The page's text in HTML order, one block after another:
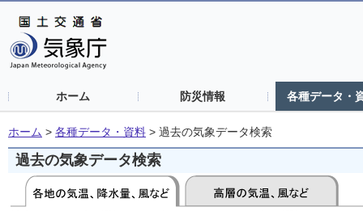
ホーム 防災情報 各種データ・
ホーム > 各種データ・資料 > 過去の気象データ検索
過去の気象データ検索